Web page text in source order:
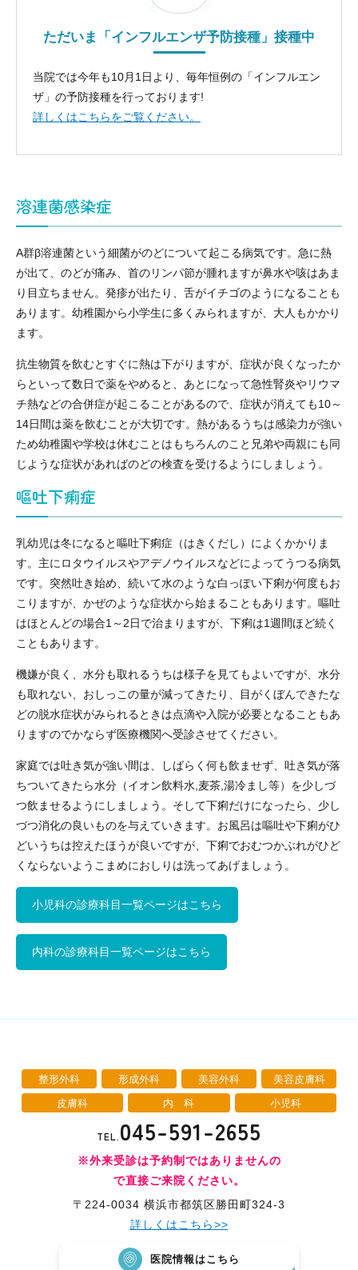
（保
険診
脱毛
症）
毛・
薄毛
プレ
ック
0
8）
科
児
の
気
ただいま「インフルエンザ予防接種」接種中
当院では今年も10月1日より、毎年恒例の「インフルエン
ザ」の予防接種を行っております!
詳しくはこちらをご覧ください。
溶連菌感染症
A群β溶連菌という細菌がのどについて起こる病気です。急に熱
が出て、のどが痛み、首のリンパ節が腫れますが鼻水や咳はあま
り目立ちません。発疹が出たり、舌がイチゴのようになることも
あります。幼稚園から小学生に多くみられますが、大人もかかり
ます。
抗生物質を飲むとすぐに熱は下がりますが、症状が良くなったか
らといって数日で薬をやめると、あとになって急性腎炎やリウマ
チ熱などの合併症が起こることがあるので、症状が消えても10～
14日間は薬を飲むことが大切です。熱があるうちは感染力が強い
ため幼稚園や学校は休むことはもちろんのこと兄弟や両親にも同
じような症状があればのどの検査を受けるようにしましょう。
嘔吐下痢症
乳幼児は冬になると嘔吐下痢症（はきくだし）によくかかりま
す。主にロタウイルスやアデノウイルスなどによってうつる病気
です。突然吐き始め、続いて水のような白っぽい下痢が何度もお
こりますが、かぜのような症状から始まることもあります。嘔吐
はほとんどの場合1～2日で治まりますが、下痢は1週間ほど続く
こともあります。
機嫌が良く、水分も取れるうちは様子を見てもよいですが、水分
も取れない、おしっこの量が減ってきたり、目がくぼんできたな
どの脱水症状がみられるときは点滴や入院が必要となることもあ
りますのでかならず医療機関へ受診させてください。
家庭では吐き気が強い間は、しばらく何も飲ませず、吐き気が落
ちついてきたら水分（イオン飲料水,麦茶,湯冷まし等）を少しづ
つ飲ませるようにしましょう。そして下痢だけになったら、少し
づつ消化の良いものを与えていきます。お風呂は嘔吐や下痢がひ
どいうちは控えたほうが良いですが、下痢でおむつかぶれがひど
くならないようこまめにおしりは洗ってあげましょう。
小児科の診療科目一覧ページはこちら
内科の診療科目一覧ページはこちら
整形外科 形成外科 美容外科
美容皮膚科
皮膚科
内 科 小児科
TEL.045-591-2655
※外来受診は予約制ではありませんの
で直接ご来院ください。
〒224-0034 横浜市都筑区勝田町324-3
詳しくはこちら>>
医院情報はこちら